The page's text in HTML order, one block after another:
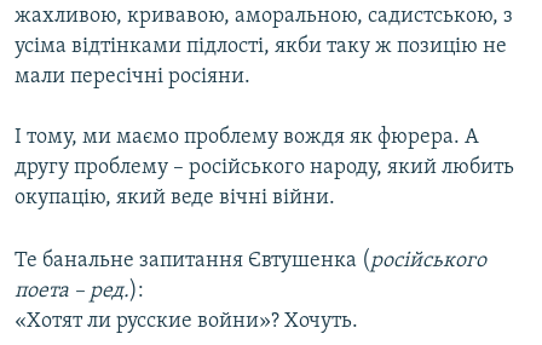
жахливою, кривавою, аморальною, садистською, з
усіма відтінками підлості, якби таку ж позицію не
мали пересічні росіяни.
І тому, ми маємо проблему вождя як фюрера. А
другу проблему – російського народу, який любить
окупацію, який веде вічні війни.
Те банальне запитання Євтушенка (російського
поета – ред.):
«Хотят ли русские войни»? Хочуть.